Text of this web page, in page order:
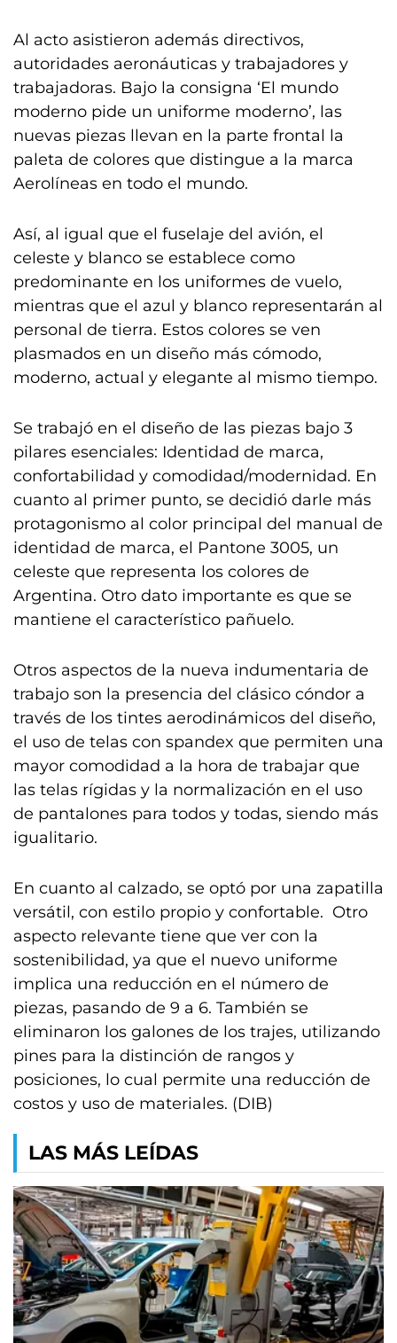
Al acto asistieron además directivos,
autoridades aeronáuticas y trabajadores y
trabajadoras. Bajo la consigna ‘El mundo
moderno pide un uniforme moderno’, las
nuevas piezas llevan en la parte frontal la
paleta de colores que distingue a la marca
Aerolíneas en todo el mundo.
Así, al igual que el fuselaje del avión, el
celeste y blanco se establece como
predominante en los uniformes de vuelo,
mientras que el azul y blanco representarán al
personal de tierra. Estos colores se ven
plasmados en un diseño más cómodo,
moderno, actual y elegante al mismo tiempo.
Se trabajó en el diseño de las piezas bajo 3
pilares esenciales: Identidad de marca,
confortabilidad y comodidad/modernidad. En
cuanto al primer punto, se decidió darle más
protagonismo al color principal del manual de
identidad de marca, el Pantone 3005, un
celeste que representa los colores de
Argentina. Otro dato importante es que se
mantiene el característico pañuelo.
Otros aspectos de la nueva indumentaria de
trabajo son la presencia del clásico cóndor a
través de los tintes aerodinámicos del diseño,
el uso de telas con spandex que permiten una
mayor comodidad a la hora de trabajar que
las telas rígidas y la normalización en el uso
de pantalones para todos y todas, siendo más
igualitario.
En cuanto al calzado, se optó por una zapatilla
versátil, con estilo propio y confortable. Otro
aspecto relevante tiene que ver con la
sostenibilidad, ya que el nuevo uniforme
implica una reducción en el número de
piezas, pasando de 9 a 6. También se
eliminaron los galones de los trajes, utilizando
pines para la distinción de rangos y
posiciones, lo cual permite una reducción de
costos y uso de materiales. (DIB)
LAS MÁS LEÍDAS